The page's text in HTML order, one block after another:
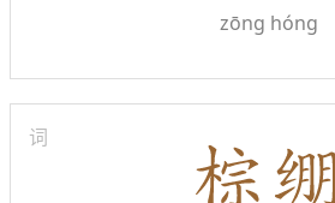
zōng hóng
词